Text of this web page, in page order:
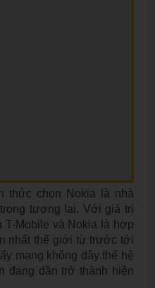
thức chọn Nokia là nhà
tương lai. Với giá trị
T-Mobile và Nokia là hợp
nhất thế giới từ trước tới
mạng không dây thế hệ
đang dần trở thành hiện